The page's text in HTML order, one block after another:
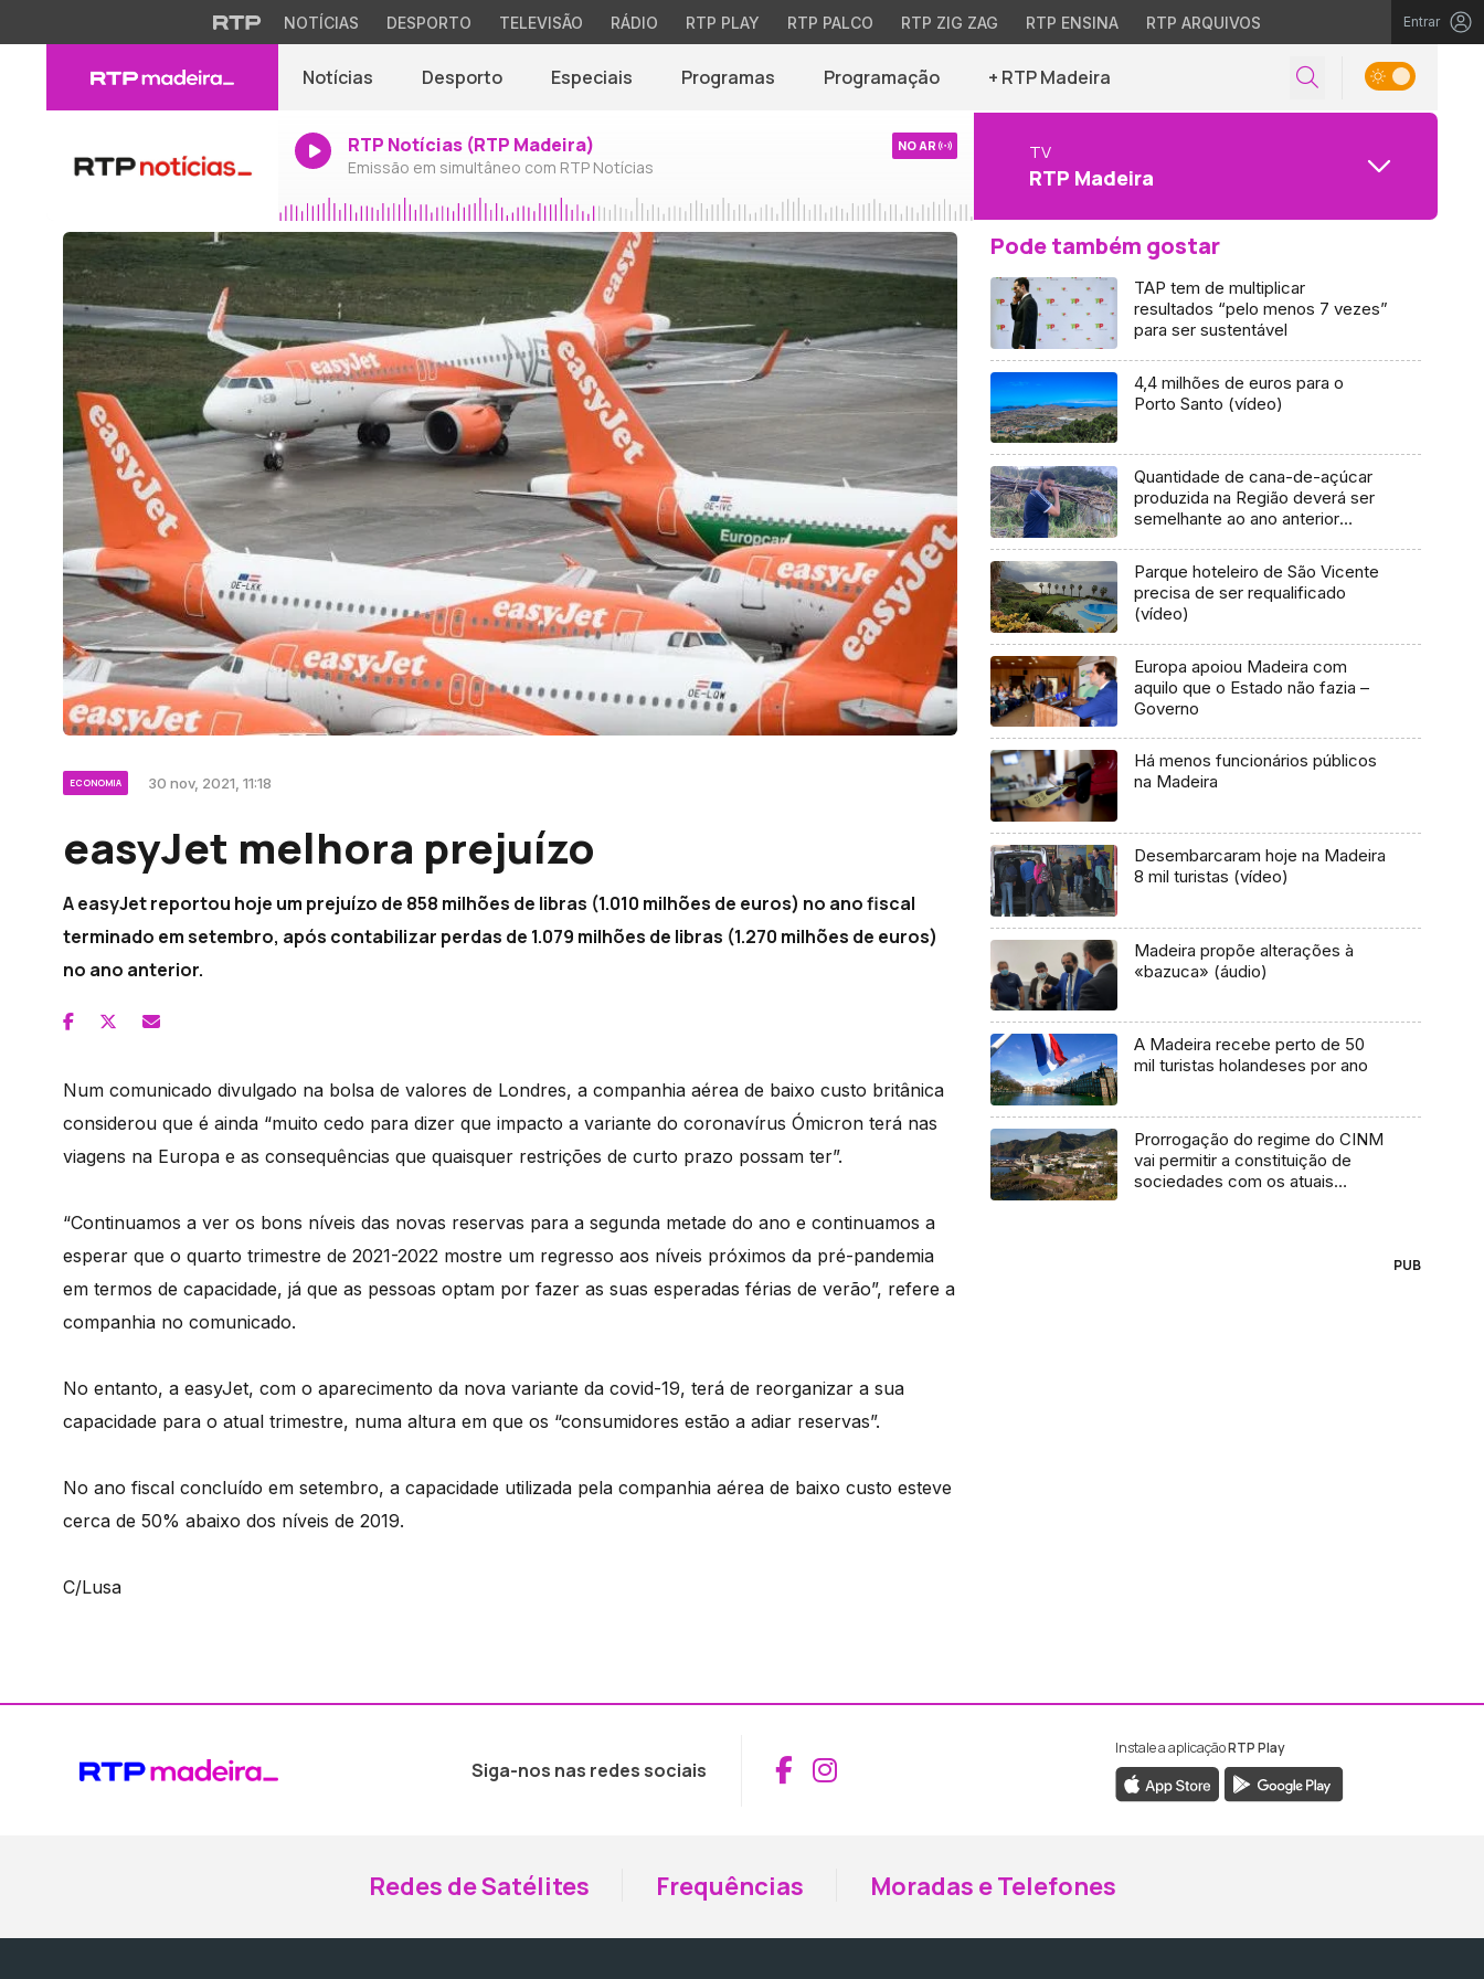
NOTÍCIAS DESPORTO TELEVISÃO RÁDIO RTP PLAY RTP PALCO RTP ZIG ZAG RTP ENSINA RTP ARQUIVOS Entrar
Notícias Desporto Especiais Programas Programação + RTP Madeira
RTP Notícias (RTP Madeira)
Emissão em simultâneo com RTP Notícias
NO AR TV
RTP Madeira
ECONOMIA 30 nov, 2021, 11:18
easyJet melhora prejuízo
A easyJet reportou hoje um prejuízo de 858 milhões de libras (1.010 milhões de euros) no ano fiscal
terminado em setembro, após contabilizar perdas de 1.079 milhões de libras (1.270 milhões de euros)
no ano anterior.
Num comunicado divulgado na bolsa de valores de Londres, a companhia aérea de baixo custo britânica
considerou que é ainda “muito cedo para dizer que impacto a variante do coronavírus Ómicron terá nas
viagens na Europa e as consequências que quaisquer restrições de curto prazo possam ter”.
“Continuamos a ver os bons níveis das novas reservas para a segunda metade do ano e continuamos a
esperar que o quarto trimestre de 2021-2022 mostre um regresso aos níveis próximos da pré-pandemia
em termos de capacidade, já que as pessoas optam por fazer as suas esperadas férias de verão”, refere a
companhia no comunicado.
No entanto, a easyJet, com o aparecimento da nova variante da covid-19, terá de reorganizar a sua
capacidade para o atual trimestre, numa altura em que os “consumidores estão a adiar reservas”.
No ano fiscal concluído em setembro, a capacidade utilizada pela companhia aérea de baixo custo esteve
cerca de 50% abaixo dos níveis de 2019.
C/Lusa
Pode também gostar
TAP tem de multiplicar
resultados “pelo menos 7 vezes”
para ser sustentável
4,4 milhões de euros para o
Porto Santo (vídeo)
Quantidade de cana-de-açúcar
produzida na Região deverá ser
semelhante ao ano anterior
Parque hoteleiro de São Vicente
precisa de ser requalificado
(vídeo)
Europa apoiou Madeira com
aquilo que o Estado não fazia –
Governo
Há menos funcionários públicos
na Madeira
Desembarcaram hoje na Madeira
8 mil turistas (vídeo)
Madeira propõe alterações à
«bazuca» (áudio)
A Madeira recebe perto de 50
mil turistas holandeses por ano
Prorrogação do regime do CINM
vai permitir a constituição de
sociedades com os atuais
PUB
Siga-nos nas redes sociais Aceder ao Facebook da RTP Madeira
Aceder ao Instagram da RTP Madeira
Instale a aplicaçãoRTP Play
Redes de Satélites Frequências Moradas e Telefones